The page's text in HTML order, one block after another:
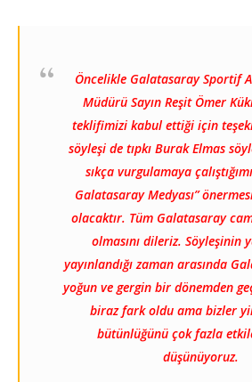
Öncelikle Galatasaray Sportif
Müdürü Sayın Reşit Ömer
teklifimizi kabul ettiği için
söyleşi de tıpkı Burak Elmas
sıkça vurgulamaya
Galatasaray Medyası”
olacaktır. Tüm Galatasaray
olmasını dileriz. Söyleşinin
yayınlandığı zaman arasında
yoğun ve gergin bir dönemden
biraz fark oldu ama bizler
bütünlüğünü çok fazla
düşünüyoruz.